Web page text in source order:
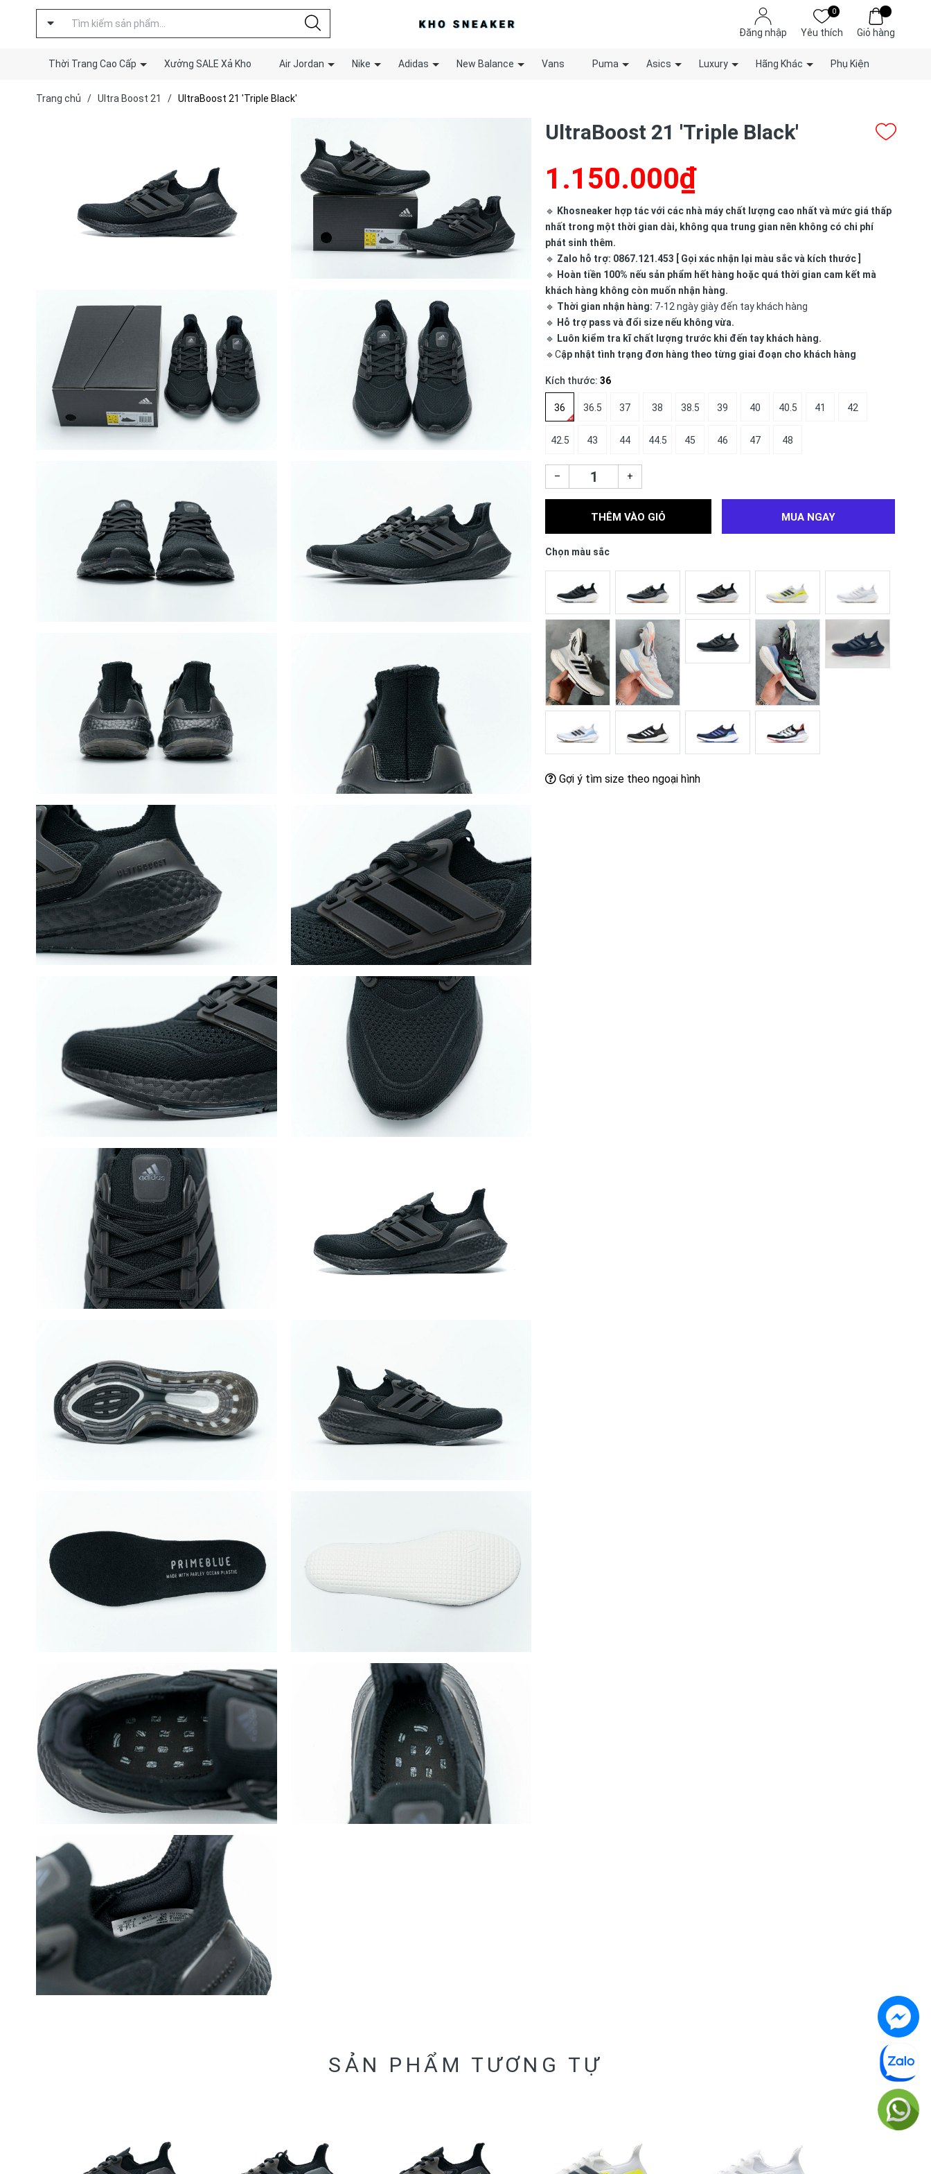
Đăng nhập
0
Yêu thích Giỏ hàng
Thời Trang Cao Cấp Xưởng SALE Xả Kho Air Jordan Nike Adidas New Balance Vans Puma Asics Luxury Hãng Khác Phụ Kiện
Trang chủ / Ultra Boost 21 / UltraBoost 21 'Triple Black'
UltraBoost 21 'Triple Black'
1.150.000₫
🔹 Khosneaker hợp tác với các nhà máy chất lượng cao nhất và mức giá thấp
nhất trong một thời gian dài, không qua trung gian nên không có chi phí
phát sinh thêm.
🔹 Zalo hỗ trợ: 0867.121.453 [ Gọi xác nhận lại màu sắc và kích thước ]
🔹 Hoàn tiền 100% nếu sản phẩm hết hàng hoặc quá thời gian cam kết mà
khách hàng không còn muốn nhận hàng.
🔹 Thời gian nhận hàng: 7-12 ngày giày đến tay khách hàng
🔹 Hỗ trợ pass và đổi size nếu không vừa.
🔹 Luôn kiểm tra kĩ chất lượng trước khi đến tay khách hàng.
🔹Cập nhật tình trạng đơn hàng theo từng giai đoạn cho khách hàng
Kích thước: 36
36 36.5 37 38 38.5 39 40 40.5 41 42
42.5 43 44 44.5 45 46 47 48
– +
THÊM VÀO GIỎ MUA NGAY
Chọn màu sắc
Gợi ý tìm size theo ngoại hình
SẢN PHẨM TƯƠNG TỰ